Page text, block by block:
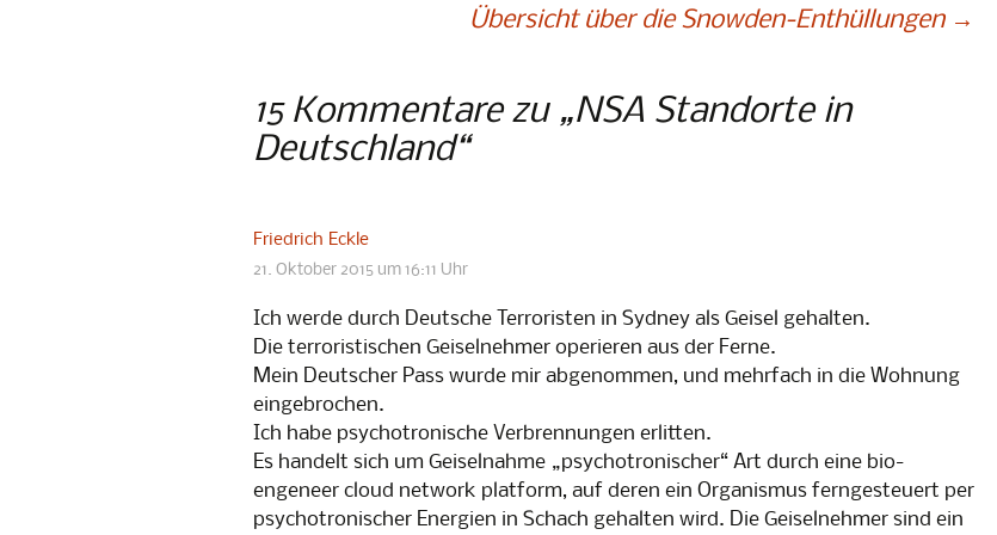
Übersicht über die Snowden-Enthüllungen →
15 Kommentare zu „NSA Standorte in
Deutschland“
Friedrich Eckle
21. Oktober 2015 um 16:11 Uhr
Ich werde durch Deutsche Terroristen in Sydney als Geisel gehalten.
Die terroristischen Geiselnehmer operieren aus der Ferne.
Mein Deutscher Pass wurde mir abgenommen, und mehrfach in die Wohnung
eingebrochen.
Ich habe psychotronische Verbrennungen erlitten.
Es handelt sich um Geiselnahme „psychotronischer“ Art durch eine bio-
engeneer cloud network platform, auf deren ein Organismus ferngesteuert per
psychotronischer Energien in Schach gehalten wird. Die Geiselnehmer sind ein